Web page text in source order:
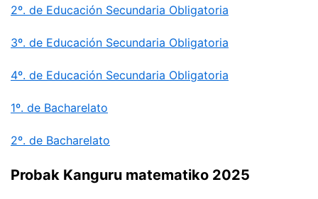
2º. de Educación Secundaria Obligatoria
3º. de Educación Secundaria Obligatoria
4º. de Educación Secundaria Obligatoria
1º. de Bacharelato
2º. de Bacharelato
Probak Kanguru matematiko 2025